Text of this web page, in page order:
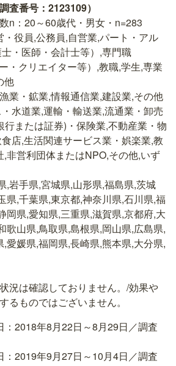
査番号：2123109）
n：20～60歳代・男女・n=283
役員,公務員,自営業,パート・アル
・医師・会計士等）,専門職
・クリエイター等）,教職,学生,専業
他
業・鉱業,情報通信業,建設業,その他
水道業,運輸・輸送業,流通業・卸売
行または証券)・保険業,不動産業・物
店,生活関連サービス業・娯楽業,教
非営利団体またはNPO,その他,いず
,岩手県,宮城県,山形県,福島県,茨城
県,千葉県,東京都,神奈川県,石川県,福
岡県,愛知県,三重県,滋賀県,京都府,大
歌山県,鳥取県,島根県,岡山県,広島県,
愛媛県,福岡県,長崎県,熊本県,大分県,
況は確認しておりません。/効果や
るものではございません。
：2018年8月22日～8月29日／調査
：2019年9月27日～10月4日／調査